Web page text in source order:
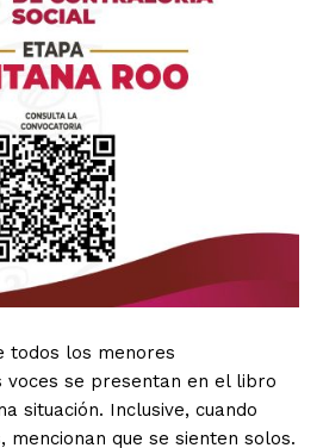
todos los menores
voces se presentan en el libro
situación. Inclusive, cuando
mencionan que se sienten solos.